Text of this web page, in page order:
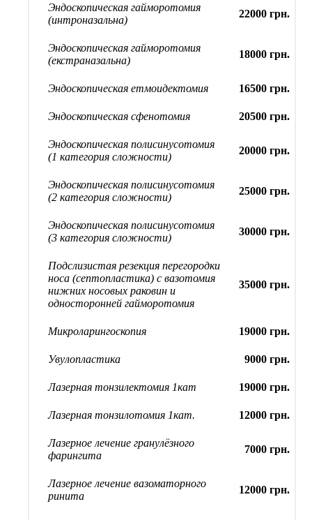
Эндоскопическая гайморотомия
(интроназальна)
22000 грн.
Эндоскопическая гайморотомия
(екстраназальна)
18000 грн.
Эндоскопическая етмоидектомия 16500 грн.
Эндоскопическая сфенотомия 20500 грн.
Эндоскопическая полисинусотомия
(1 категория сложности)
20000 грн.
Эндоскопическая полисинусотомия
(2 категория сложности)
25000 грн.
Эндоскопическая полисинусотомия
(3 категория сложности)
30000 грн.
Подслизистая резекция перегородки
носа (септопластика) с вазотомия
нижних носовых раковин и
односторонней гайморотомия
35000 грн.
Микроларингоскопия 19000 грн.
Увулопластика 9000 грн.
Лазерная тонзилектомия 1кат 19000 грн.
Лазерная тонзилотомия 1кат. 12000 грн.
Лазерное лечение гранулёзного
фарингита
7000 грн.
Лазерное лечение вазоматорного
ринита
12000 грн.